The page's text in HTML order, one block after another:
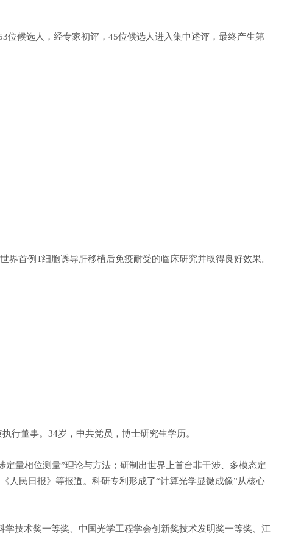
候选人，经专家初评，45位候选人进入集中述评，最终产生第
首例T细胞诱导肝移植后免疫耐受的临床研究并取得良好效果。
董事。34岁，中共党员，博士研究生学历。
量相位测量”理论与方法；研制出世界上首台非干涉、多模态定
人民日报》等报道。科研专利形成了“计算光学显微成像”从核心
技术奖一等奖、中国光学工程学会创新奖技术发明奖一等奖、江